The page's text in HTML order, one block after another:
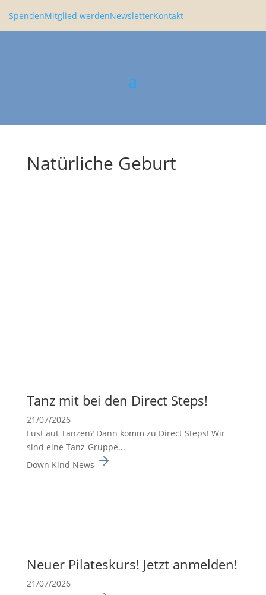
SpendenMitglied werdenNewsletterKontakt
Natürliche Geburt
Tanz mit bei den Direct Steps!
21/07/2026
Lust aut Tanzen? Dann komm zu Direct Steps! Wir
sind eine Tanz-Gruppe...
Down Kind News
Neuer Pilates­kurs! Jetzt anmelden!
21/07/2026